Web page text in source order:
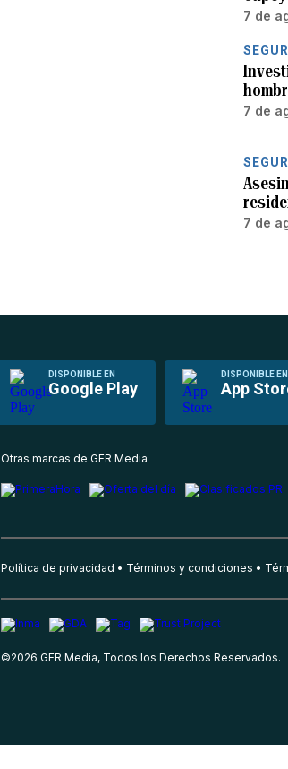
7 de
7 de
7 de
DISPONIBLE EN
Google Play
DISPONIBLE EN
App
Otras marcas de GFR Media
Política de privacidad Términos y condiciones
©2026 GFR Media, Todos los Derechos Reservados.